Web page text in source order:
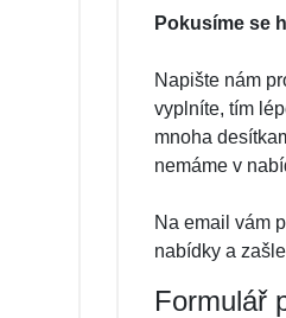
Pokusíme se
Napište nám
vyplníte, tím
mnoha
nemáme v
Na email vám
nabídky a
Formulář